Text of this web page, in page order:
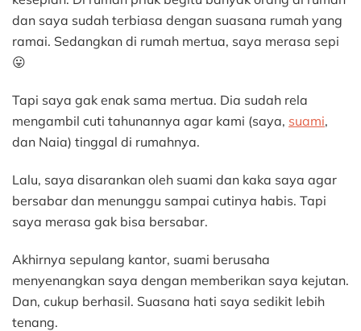
dan saya sudah terbiasa dengan suasana rumah yang
ramai. Sedangkan di rumah mertua, saya merasa sepi
😛
Tapi saya gak enak sama mertua. Dia sudah rela
mengambil cuti tahunannya agar kami (saya, suami,
dan Naia) tinggal di rumahnya.
Lalu, saya disarankan oleh suami dan kaka saya agar
bersabar dan menunggu sampai cutinya habis. Tapi
saya merasa gak bisa bersabar.
Akhirnya sepulang kantor, suami berusaha
menyenangkan saya dengan memberikan saya kejutan.
Dan, cukup berhasil. Suasana hati saya sedikit lebih
tenang.